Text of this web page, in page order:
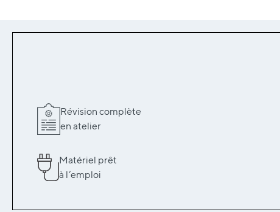
Révision complète
en atelier
Matériel prêt
à l’emploi